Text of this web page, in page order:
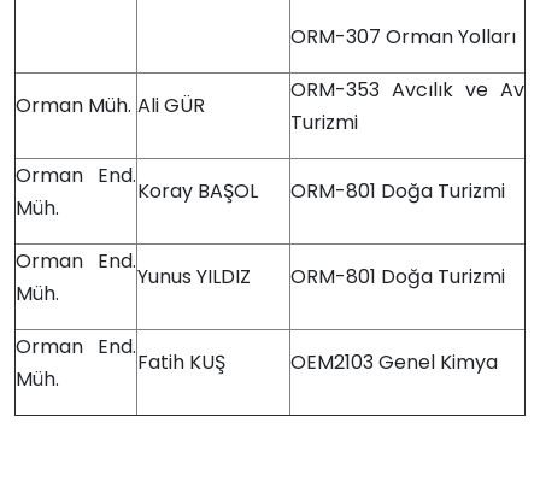
ORM-307 Orman Yolları
Orman Müh. Ali GÜR
ORM-353 Avcılık ve Av
Turizmi
Orman End.
Müh.
Koray BAŞOL ORM-801 Doğa Turizmi
Orman End.
Müh.
Yunus YILDIZ ORM-801 Doğa Turizmi
Orman End.
Müh.
Fatih KUŞ OEM2103 Genel Kimya